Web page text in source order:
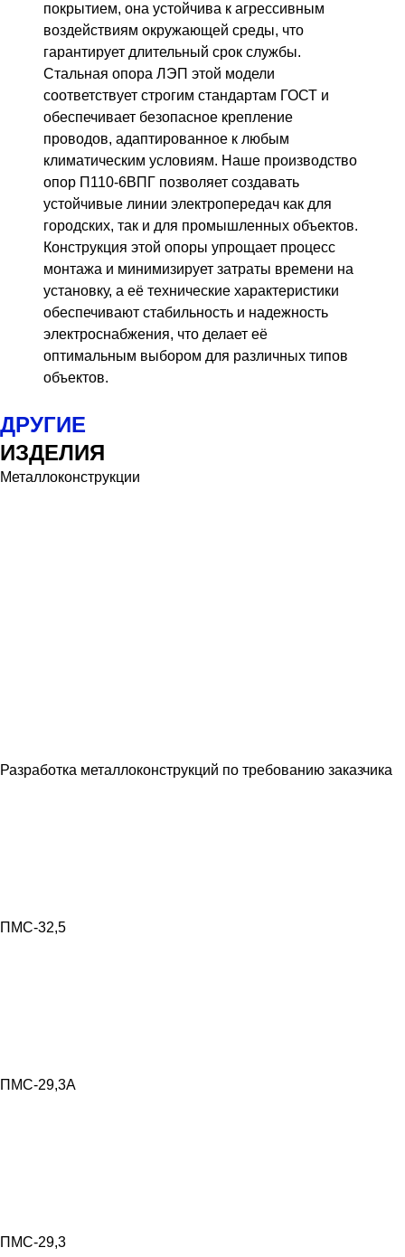
покрытием, она устойчива к агрессивным
воздействиям окружающей среды, что
гарантирует длительный срок службы.
Стальная опора ЛЭП этой модели
соответствует строгим стандартам ГОСТ и
обеспечивает безопасное крепление
проводов, адаптированное к любым
климатическим условиям. Наше производство
опор П110-6ВПГ позволяет создавать
устойчивые линии электропередач как для
городских, так и для промышленных объектов.
Конструкция этой опоры упрощает процесс
монтажа и минимизирует затраты времени на
установку, а её технические характеристики
обеспечивают стабильность и надежность
электроснабжения, что делает её
оптимальным выбором для различных типов
объектов.
ДРУГИЕ
ИЗДЕЛИЯ
Металлоконструкции
Разработка металлоконструкций по требованию заказчика
ПМС-32,5
ПМС-29,3А
ПМС-29,3